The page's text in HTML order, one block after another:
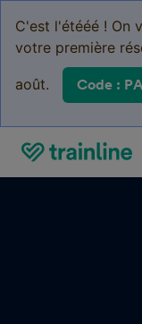
C'est l'étééé ! On
votre première
août. Code :